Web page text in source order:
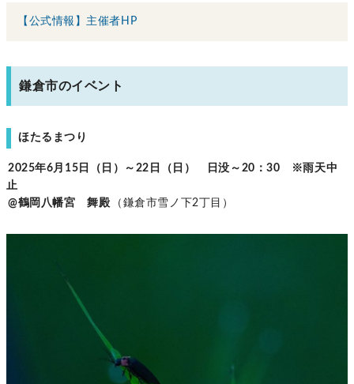
【公式情報】主催者HP
鎌倉市のイベント
ほたるまつり
2025年6月15日（日）～22日（日） 日没～20：30 ※雨天中
止
@鶴岡八幡宮 舞殿
（鎌倉市雪ノ下2丁目）